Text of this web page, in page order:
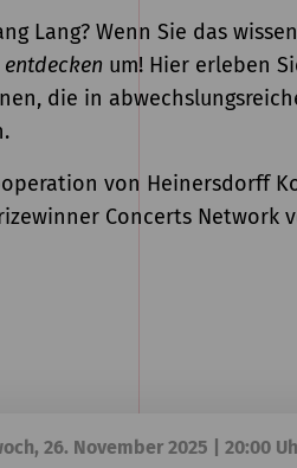
Lang? Wenn Sie das
entdecken um! Hier erleben
die in
von Heinersdorff
Concerts Network
26. November 2025 | 20:00